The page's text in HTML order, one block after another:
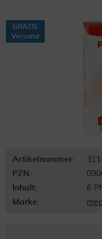
GRATIS
Versand
Artikelnummer:
PZN:
Inhalt:
6
Marke: